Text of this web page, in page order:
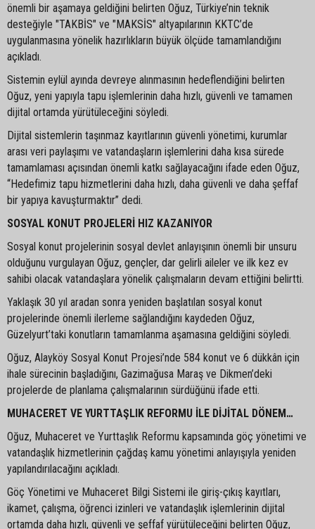
önemli bir aşamaya geldiğini belirten Oğuz, Türkiye’nin teknik
desteğiyle "TAKBİS" ve "MAKSİS" altyapılarının KKTC’de
uygulanmasına yönelik hazırlıkların büyük ölçüde tamamlandığını
açıkladı.
Sistemin eylül ayında devreye alınmasının hedeflendiğini belirten
Oğuz, yeni yapıyla tapu işlemlerinin daha hızlı, güvenli ve tamamen
dijital ortamda yürütüleceğini söyledi.
Dijital sistemlerin taşınmaz kayıtlarının güvenli yönetimi, kurumlar
arası veri paylaşımı ve vatandaşların işlemlerini daha kısa sürede
tamamlaması açısından önemli katkı sağlayacağını ifade eden Oğuz,
“Hedefimiz tapu hizmetlerini daha hızlı, daha güvenli ve daha şeffaf
bir yapıya kavuşturmaktır” dedi.
SOSYAL KONUT PROJELERİ HIZ KAZANIYOR
Sosyal konut projelerinin sosyal devlet anlayışının önemli bir unsuru
olduğunu vurgulayan Oğuz, gençler, dar gelirli aileler ve ilk kez ev
sahibi olacak vatandaşlara yönelik çalışmaların devam ettiğini belirtti.
Yaklaşık 30 yıl aradan sonra yeniden başlatılan sosyal konut
projelerinde önemli ilerleme sağlandığını kaydeden Oğuz,
Güzelyurt’taki konutların tamamlanma aşamasına geldiğini söyledi.
Oğuz, Alayköy Sosyal Konut Projesi’nde 584 konut ve 6 dükkân için
ihale sürecinin başladığını, Gazimağusa Maraş ve Dikmen’deki
projelerde de planlama çalışmalarının sürdüğünü ifade etti.
MUHACERET VE YURTTAŞLIK REFORMU İLE DİJİTAL DÖNEM…
Oğuz, Muhaceret ve Yurttaşlık Reformu kapsamında göç yönetimi ve
vatandaşlık hizmetlerinin çağdaş kamu yönetimi anlayışıyla yeniden
yapılandırılacağını açıkladı.
Göç Yönetimi ve Muhaceret Bilgi Sistemi ile giriş-çıkış kayıtları,
ikamet, çalışma, öğrenci izinleri ve vatandaşlık işlemlerinin dijital
ortamda daha hızlı, güvenli ve şeffaf yürütüleceğini belirten Oğuz,